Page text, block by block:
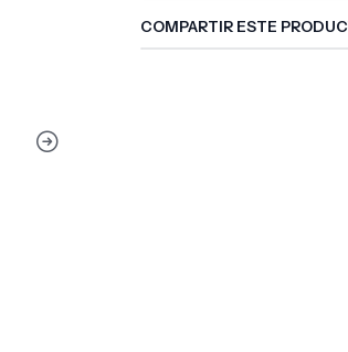
COMPARTIR ESTE